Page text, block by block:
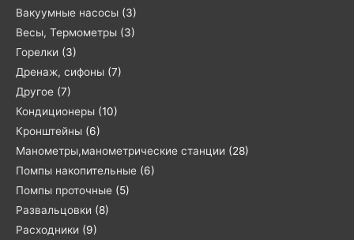
Вакуумные насосы (3)
Весы, Термометры (3)
Горелки (3)
Дренаж, сифоны (7)
Другое (7)
Кондиционеры (10)
Кронштейны (6)
Манометры,манометрические станции (28)
Помпы накопительные (6)
Помпы проточные (5)
Развальцовки (8)
Расходники (9)